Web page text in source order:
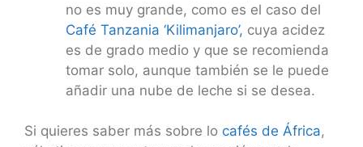
no es muy grande, como es el caso del
Café Tanzania ‘Kilimanjaro’, cuya acidez
es de grado medio y que se recomienda
tomar solo, aunque también se le puede
añadir una nube de leche si se desea.
Si quieres saber más sobre lo cafés de África,